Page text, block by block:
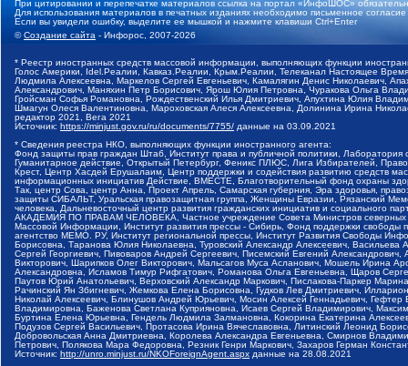
При цитировании и перепечатке материалов ссылка на портал «ИнфоШОС»
Для использования материалов в печатных изданиях необходимо письменное
Если вы увидели ошибку, выделите ее мышкой и нажмите клавиши Ctrl+Enter
©Создание сайта - Инфорос, 2007-2026
* Реестр иностранных средств массовой информации, выполняющих функции
Голос Америки, Idel.Реалии, Кавказ.Реалии, Крым.Реалии, Телеканал Настоящее
Людмила Алексеевна, Маркелов Сергей Евгеньевич, Камалягин Денис Николаевич,
Александрович, Маняхин Петр Борисович, Ярош Юлия Петровна, Чуракова Ольга
Гройсман Софья Романовна, Рождественский Илья Дмитриевич, Апухтина Юлия
Шмагун Олеся Валентиновна, Мароховская Алеся Алексеевна, Долинина Ирина
редактор 2021, Вега 2021
Источник: https://minjust.gov.ru/ru/documents/7755/ данные на 03.09.2021
* Сведения реестра НКО, выполняющих функции иностранного агента:
Фонд защиты прав граждан Штаб, Институт права и публичной политики,
Гуманитарное действие, Открытый Петербург, Феникс ПЛЮС, Лига Избирателей,
Крест, Центр Хасдей Ерушалаим, Центр поддержки и содействия развитию средств
информационных инициатив Действие, ВМЕСТЕ, Благотворительный фонд охраны
Так, центр Сова, центр Анна, Проект Апрель, Самарская губерния, Эра здоровья,
защиты СИБАЛЬТ, Уральская правозащитная группа, Женщины Евразии, Рязанский
человека, Дальневосточный центр развития гражданских инициатив и социального
АКАДЕМИЯ ПО ПРАВАМ ЧЕЛОВЕКА, Частное учреждение Совета Министров северных
Массовой Информации, Институт развития прессы - Сибирь, Фонд поддержки
агентство МЕМО. РУ, Институт региональной прессы, Институт Развития Свободы
Борисовна, Таранова Юлия Николаевна, Туровский Александр Алексеевич,
Сергей Георгиевич, Пивоваров Андрей Сергеевич, Писемский Евгений
Викторович, Шарипков Олег Викторович, Мальсагов Муса Асланович, Мошель Ирина
Александровна, Исламов Тимур Рифгатович, Романова Ольга Евгеньевна, Щаров
Паутов Юрий Анатольевич, Верховский Александр Маркович, Пислакова-Паркер
Рачинский Ян Збигневич, Жемкова Елена Борисовна, Гудков Лев Дмитриевич,
Николай Алексеевич, Блинушов Андрей Юрьевич, Мосин Алексей Геннадьевич,
Владимировна, Баженова Светлана Куприяновна, Исаев Сергей Владимирович,
Буртина Елена Юрьевна, Гендель Людмила Залмановна, Кокорина Екатерина
Подузов Сергей Васильевич, Протасова Ирина Вячеславовна, Литинский Леонид
Добровольская Анна Дмитриевна, Королева Александра Евгеньевна, Смирнов
Петрович, Полякова Мара Федоровна, Резник Генри Маркович, Захаров Герман
Источник: http://unro.minjust.ru/NKOForeignAgent.aspx данные на 28.08.2021